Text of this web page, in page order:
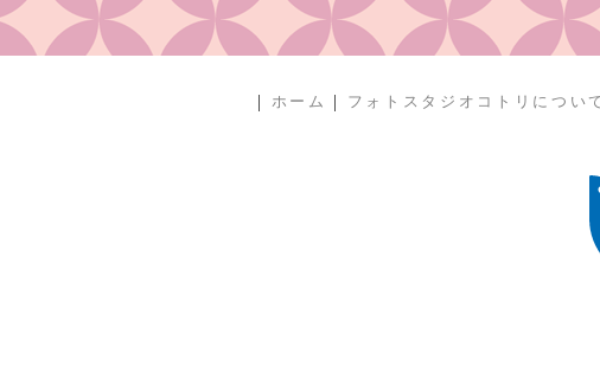
| ホーム | フォトスタジオコトリについ